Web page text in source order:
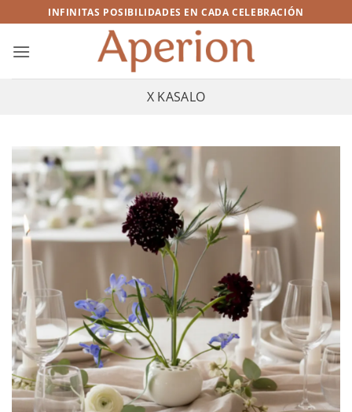
al
contenido
INFINITAS POSIBILIDADES EN CADA CELEBRACIÓN
X KASALO